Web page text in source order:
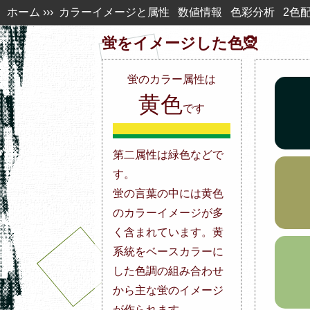
ホーム ››› カラーイメージと属性 数値情報 色彩分析 2色
蛍をイメージした色🧝
蛍のカラー属性は
黄色です
第二属性は緑色などで
す。
蛍の言葉の中には黄色
のカラーイメージが多
く含まれています。黄
系統をベースカラーに
した色調の組み合わせ
から主な蛍のイメージ